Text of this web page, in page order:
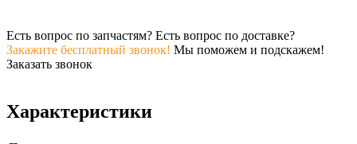
Есть вопрос по запчастям? Есть вопрос по доставке?
Закажите бесплатный звонок! Мы поможем и подскажем!
Заказать звонок
Характеристики